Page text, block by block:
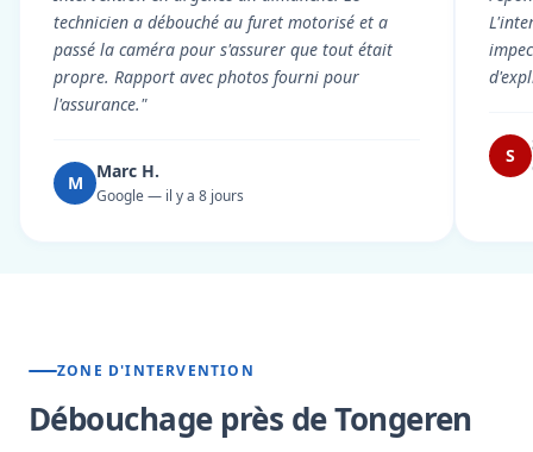
technicien a débouché au furet motorisé et a
passé la caméra pour s'assurer que tout était
propre. Rapport avec photos fourni pour
l'assurance."
M
Marc H.
Google — il y a 8 jours
S
ZONE D'INTERVENTION
Débouchage près de Tongeren